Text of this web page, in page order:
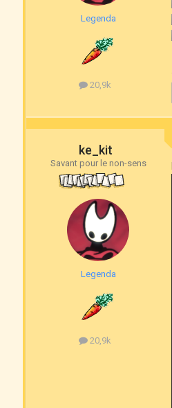
Legenda
20,9k
ke_kit
Savant pour le non-sens
Legenda
20,9k